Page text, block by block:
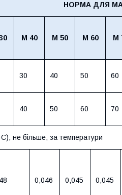
НОРМА ДЛЯ
М 40 М 50 М 60 М
30 40 50 60
40 50 60 70
не більше, за температури
0,046 0,045 0,045